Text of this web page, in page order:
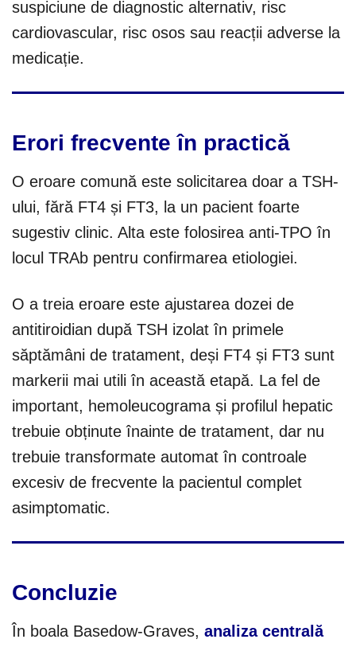
suspiciune de diagnostic alternativ, risc
cardiovascular, risc osos sau reacții adverse la
medicație.
Erori frecvente în practică
O eroare comună este solicitarea doar a TSH-
ului, fără FT4 și FT3, la un pacient foarte
sugestiv clinic. Alta este folosirea anti-TPO în
locul TRAb pentru confirmarea etiologiei.
O a treia eroare este ajustarea dozei de
antitiroidian după TSH izolat în primele
săptămâni de tratament, deși FT4 și FT3 sunt
markerii mai utili în această etapă. La fel de
important, hemoleucograma și profilul hepatic
trebuie obținute înainte de tratament, dar nu
trebuie transformate automat în controale
excesiv de frecvente la pacientul complet
asimptomatic.
Concluzie
În boala Basedow-Graves, analiza centrală